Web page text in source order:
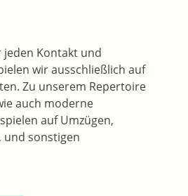
Kontakt und
wir ausschließlich auf
Zu unserem Repertoire
auch moderne
auf Umzügen,
und sonstigen